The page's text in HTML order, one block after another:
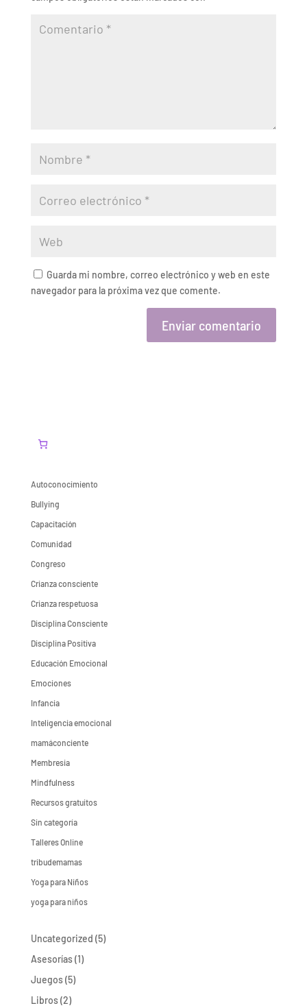
Guarda mi nombre, correo electrónico y web en este
navegador para la próxima vez que comente.
Autoconocimiento
Bullying
Capacitación
Comunidad
Congreso
Crianza consciente
Crianza respetuosa
Disciplina Consciente
Disciplina Positiva
Educación Emocional
Emociones
Infancia
Inteligencia emocional
mamáconciente
Membresia
Mindfulness
Recursos gratuitos
Sin categoría
Talleres Online
tribudemamas
Yoga para Niños
yoga para niños
Uncategorized 55
Asesorías 11
Juegos 55
Libros 22